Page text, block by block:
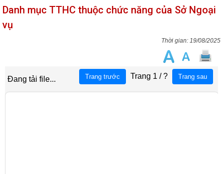
Danh mục TTHC thuộc chức năng của Sở Ngoại
vụ
19/08/2025